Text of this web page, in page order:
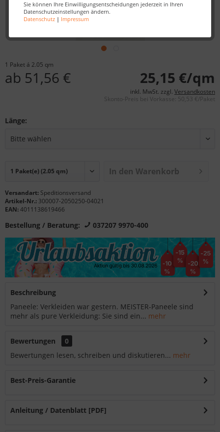
Sie können Ihre Einwilligungsentscheidungen jederzeit in Ihren
Datenschutzeinstellungen ändern.
Datenschutz| Impressum
1 Paket á 2.05 qm
ab 51,56 € 25,15 €/qm
inkl. MwSt. zzgl. Versandkosten
Skonto-Preis bei Vorkasse: 50,53 €/Paket
Länge:
In den Warenkorb
Versandart: Speditionsversand
Artikel-Nr.: 300007-2050250-04021
EAN:4011138619466
Bestellung / Beratung: 037207 9970-400
Beschreibung
Paneele: Verkleiden war gestern. MEISTER-Paneele sind
mehr als pure Verkleidung: Sie sind ein... mehr
Bewertungen
0
Bewertungen lesen, schreiben und diskutieren... mehr
Best-Preis-Garantie
Anleitung / Datenblatt [PDF]